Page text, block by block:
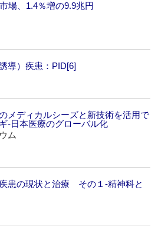
場、1.4％増の9.9兆円
導）疾患：PID[6]
メディカルシーズと新技術を活用で
‐日本医療のグローバル化
ム
患の現状と治療 その１‐精神科と